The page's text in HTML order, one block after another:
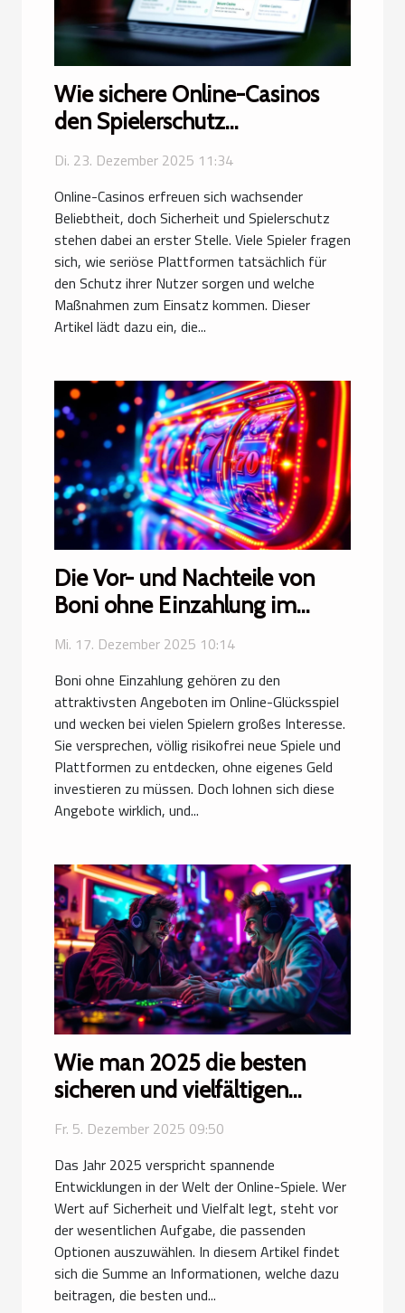
Wie sichere Online-Casinos
den Spielerschutz
Di. 23. Dezember 2025 11:34
Online-Casinos erfreuen sich wachsender
Beliebtheit, doch Sicherheit und Spielerschutz
stehen dabei an erster Stelle. Viele Spieler fragen
sich, wie seriöse Plattformen tatsächlich für
den Schutz ihrer Nutzer sorgen und welche
Maßnahmen zum Einsatz kommen. Dieser
Artikel lädt dazu ein, die...
Die Vor- und Nachteile von
Boni ohne Einzahlung im
Online-Glücksspiel
Mi. 17. Dezember 2025 10:14
Boni ohne Einzahlung gehören zu den
attraktivsten Angeboten im Online-Glücksspiel
und wecken bei vielen Spielern großes Interesse.
Sie versprechen, völlig risikofrei neue Spiele und
Plattformen zu entdecken, ohne eigenes Geld
investieren zu müssen. Doch lohnen sich diese
Angebote wirklich, und...
Wie man 2025 die besten
sicheren und vielfältigen
Fr. 5. Dezember 2025 09:50
Das Jahr 2025 verspricht spannende
Entwicklungen in der Welt der Online-Spiele. Wer
Wert auf Sicherheit und Vielfalt legt, steht vor
der wesentlichen Aufgabe, die passenden
Optionen auszuwählen. In diesem Artikel findet
sich die Summe an Informationen, welche dazu
beitragen, die besten und...